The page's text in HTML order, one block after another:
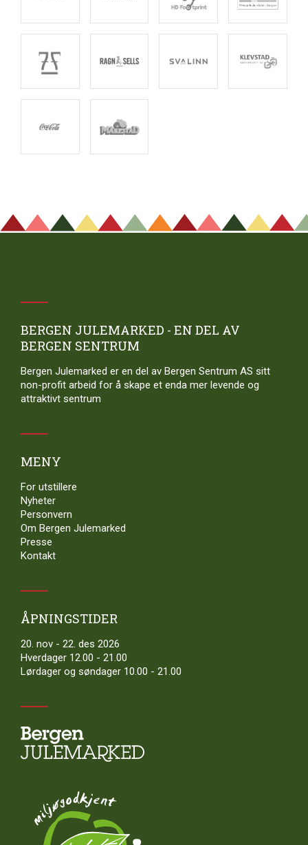
BERGEN JULEMARKED - EN DEL AV
BERGEN SENTRUM
Bergen Julemarked er en del av Bergen Sentrum AS sitt
non-profit arbeid for å skape et enda mer levende og
attraktivt sentrum
MENY
For utstillere
Nyheter
Personvern
Om Bergen Julemarked
Presse
Kontakt
ÅPNINGSTIDER
20. nov - 22. des 2026
Hverdager 12.00 - 21.00
Lørdager og søndager 10.00 - 21.00